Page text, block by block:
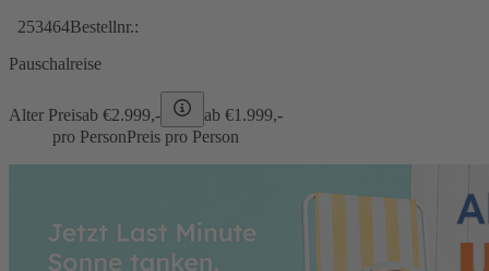
253464Bestellnr.:
Pauschalreise
Alter Preisab €2.999,- ab €1.999,-
pro PersonPreis pro Person